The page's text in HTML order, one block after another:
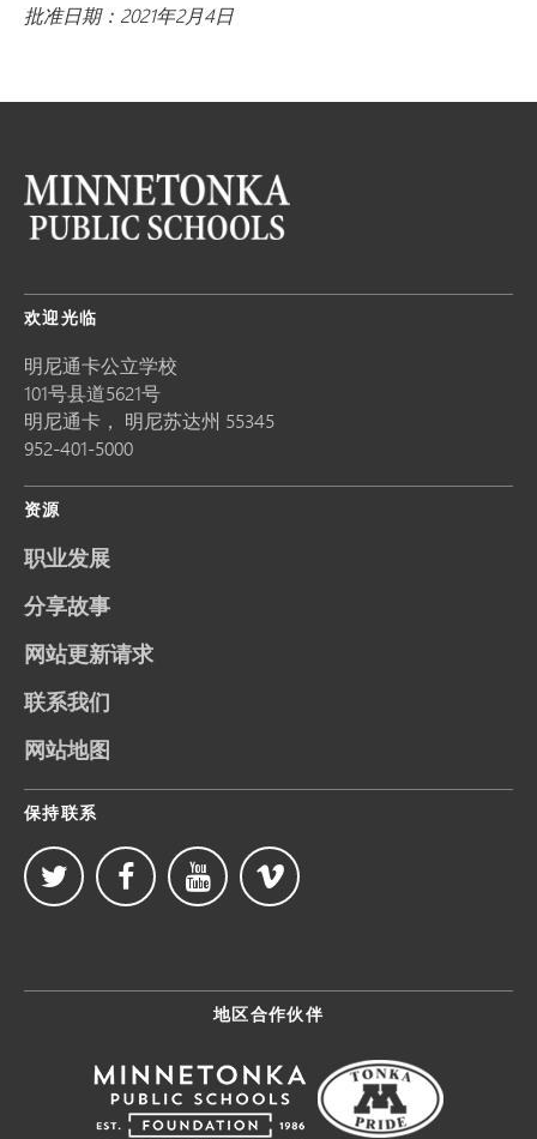
批准日期：2021年2月4日
欢迎光临
明尼通卡公立学校
101号县道5621号
明尼通卡， 明尼苏达州 55345
952-401-5000
资源
职业发展
分享故事
网站更新请求
联系我们
网站地图
保持联系
地区合作伙伴